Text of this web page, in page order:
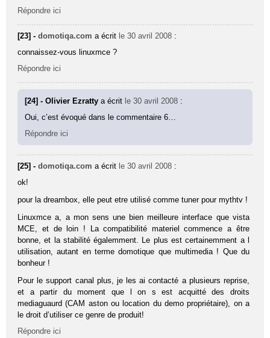
Répondre ici
[23] -domotiqa.com a écrit le 30 avril 2008 :
connaissez-vous linuxmce ?
Répondre ici
[24] - Olivier Ezrattya écrit le 30 avril 2008 :
Oui, c’est évoqué dans le commentaire 6…
Répondre ici
[25] -domotiqa.com a écrit le 30 avril 2008 :
ok!
pour la dreambox, elle peut etre utilisé comme tuner pour mythtv !
Linuxmce a, a mon sens une bien meilleure interface que vista
MCE, et de loin ! La compatibilité materiel commence a être
bonne, et la stabilité égalemment. Le plus est certainemment a l
utilisation, autant en terme domotique que multimedia ! Que du
bonheur !
Pour le support canal plus, je les ai contacté a plusieurs reprise,
et a partir du moment que l on s est acquitté des droits
mediaguaurd (CAM aston ou location du demo propriétaire), on a
le droit d’utiliser ce genre de produit!
Répondre ici